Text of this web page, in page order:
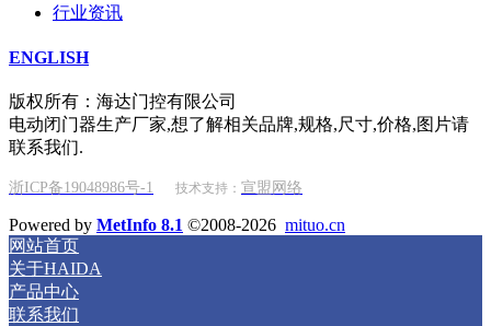
行业资讯
ENGLISH
版权所有：海达门控有限公司
电动闭门器生产厂家,想了解相关品牌,规格,尺寸,价格,图片请
联系我们.
浙ICP备19048986号-1 技术支持： 宣盟网络
Powered by MetInfo 8.1 ©2008-2026 mituo.cn
网站首页
关于HAIDA
产品中心
联系我们